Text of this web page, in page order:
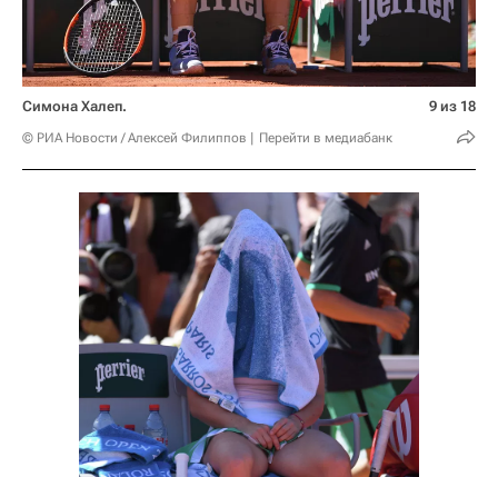
Симона Халеп.
© РИА Новости / Алексей Филиппов Перейти в медиабанк
9 из 18